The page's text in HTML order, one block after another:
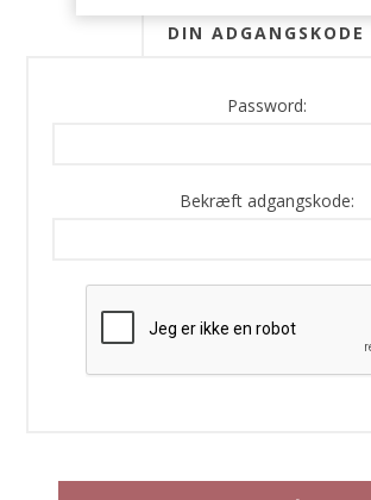
DIN ADGANGSKODE
Password:
Bekræft adgangskode: